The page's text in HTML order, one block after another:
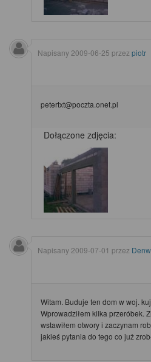
Napisany 2009-06-25 przez piotr
petertxt@poczta.onet.pl
Dołączone zdjęcia:
Napisany 2009-07-01 przez
Witam. Buduje ten dom w woj.
Wprowadziłem kilka przeróbek.
wstawiłem otwory i zaczynam
jakieś pytania do tego co już